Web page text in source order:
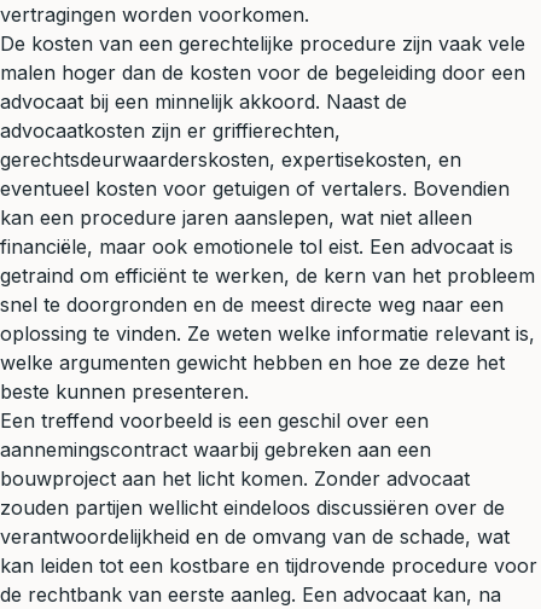
vertragingen worden voorkomen.
De kosten van een gerechtelijke procedure zijn vaak vele
malen hoger dan de kosten voor de begeleiding door een
advocaat bij een minnelijk akkoord. Naast de
advocaatkosten zijn er griffierechten,
gerechtsdeurwaarderskosten, expertisekosten, en
eventueel kosten voor getuigen of vertalers. Bovendien
kan een procedure jaren aanslepen, wat niet alleen
financiële, maar ook emotionele tol eist. Een advocaat is
getraind om efficiënt te werken, de kern van het probleem
snel te doorgronden en de meest directe weg naar een
oplossing te vinden. Ze weten welke informatie relevant is,
welke argumenten gewicht hebben en hoe ze deze het
beste kunnen presenteren.
Een treffend voorbeeld is een geschil over een
aannemingscontract waarbij gebreken aan een
bouwproject aan het licht komen. Zonder advocaat
zouden partijen wellicht eindeloos discussiëren over de
verantwoordelijkheid en de omvang van de schade, wat
kan leiden tot een kostbare en tijdrovende procedure voor
de rechtbank van eerste aanleg. Een advocaat kan, na